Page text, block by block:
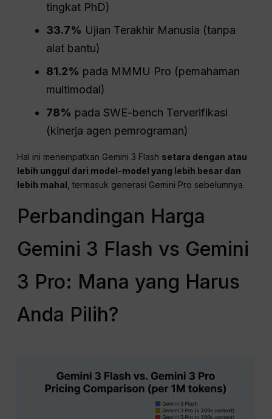
tingkat PhD)
33.7% Ujian Terakhir Manusia (tanpa
alat bantu)
81.2% pada MMMU Pro (pemahaman
multimodal)
78% pada SWE-bench Terverifikasi
(kinerja agen pemrograman)
Hal ini menempatkan Gemini 3 Flash setara dengan atau
lebih unggul dari model-model yang lebih besar dan
lebih mahal , termasuk generasi Gemini Pro sebelumnya.
Perbandingan Harga
Gemini 3 Flash vs Gemini
3 Pro: Mana yang Harus
Anda Pilih?